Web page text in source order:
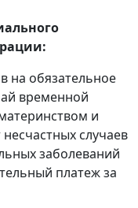
на обязательное
временной
и
случаев
заболеваний
платеж за